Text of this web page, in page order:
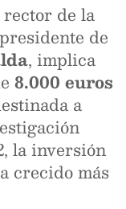
de la
de
, implica
8.000 euros
a
la inversión
crecido más